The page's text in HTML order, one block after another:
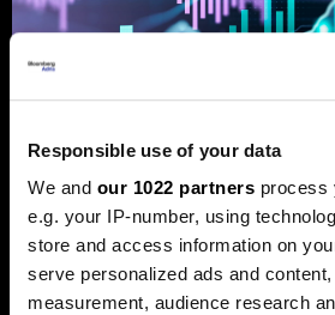
Responsible use of your data
We and our 1022 partners process
e.g. your IP-number, using
store and access information on
serve personalized ads and
measurement, audience research
Ljeto na burzama:
ulagača kao najveći
Povijesni podaci pokazuju da su
najmanjom volatilnošću na burzama.